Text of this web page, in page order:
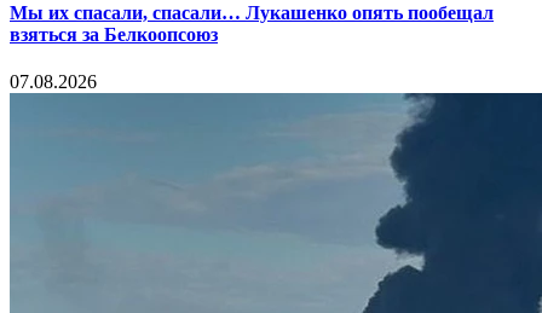
Мы их спасали, спасали… Лукашенко опять пообещал
взяться за Белкоопсоюз
07.08.2026